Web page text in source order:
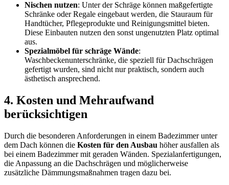
Nischen nutzen: Unter der Schräge können maßgefertigte
Schränke oder Regale eingebaut werden, die Stauraum für
Handtücher, Pflegeprodukte und Reinigungsmittel bieten.
Diese Einbauten nutzen den sonst ungenutzten Platz optimal
aus.
Spezialmöbel für schräge Wände:
Waschbeckenunterschränke, die speziell für Dachschrägen
gefertigt wurden, sind nicht nur praktisch, sondern auch
ästhetisch ansprechend.
4. Kosten und Mehraufwand
berücksichtigen
Durch die besonderen Anforderungen in einem Badezimmer unter
dem Dach können die Kosten für den Ausbau höher ausfallen als
bei einem Badezimmer mit geraden Wänden. Spezialanfertigungen,
die Anpassung an die Dachschrägen und möglicherweise
zusätzliche Dämmungsmaßnahmen tragen dazu bei.